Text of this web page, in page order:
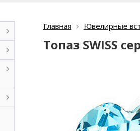
Главная Ювелирные
Топаз SWISS